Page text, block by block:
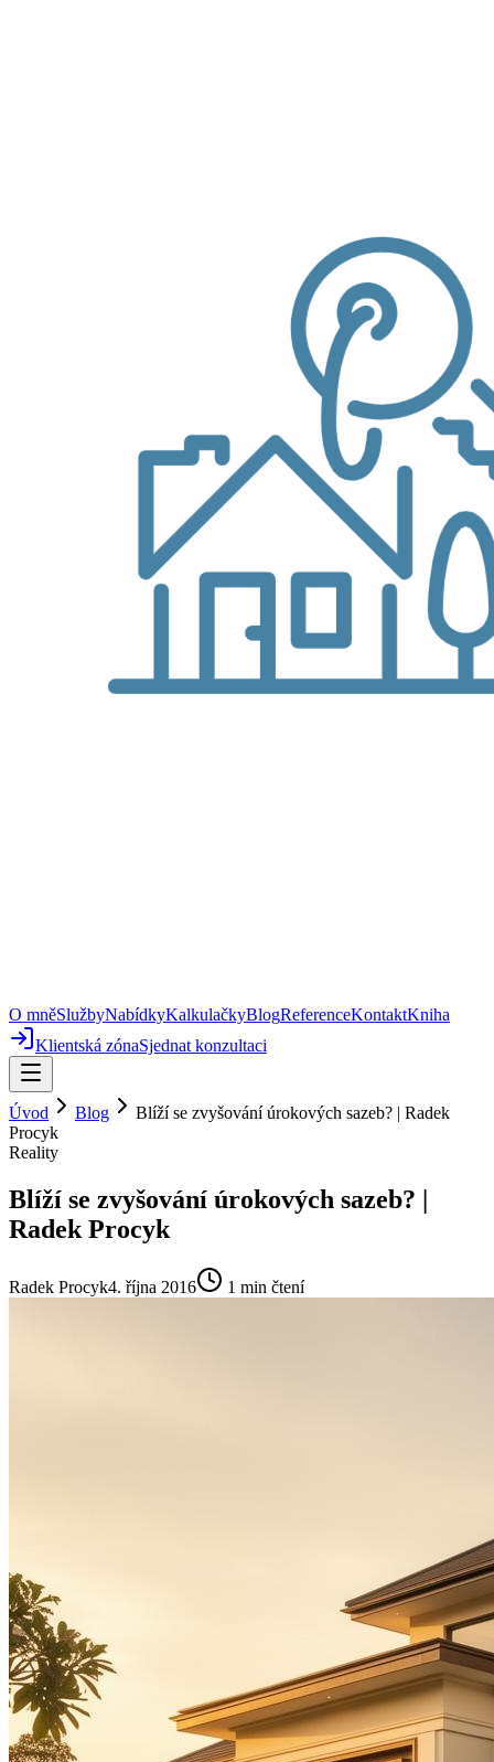
O mněSlužbyNabídkyKalkulačkyBlogReferenceKontaktKniha
Klientská zónaSjednat konzultaci
Úvod Blog
Blíží se zvyšování úrokových sazeb? | Radek
Procyk
Reality
Blíží se zvyšování úrokových sazeb? |
Radek Procyk
Radek Procyk4. října 2016 1 min čtení